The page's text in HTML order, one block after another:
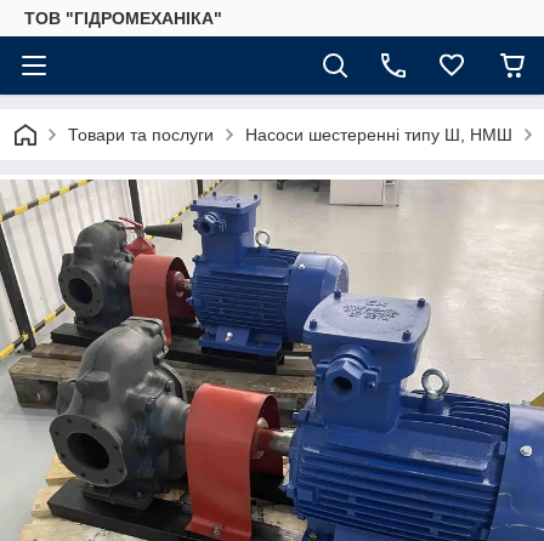
ТОВ "ГІДРОМЕХАНІКА"
Товари та послуги Насоси шестеренні типу Ш, НМШ